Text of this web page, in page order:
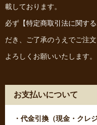
載しております。
必ず 【特定商取引法に関する
だき、ご了承のうえでご注文
よろしくお願いいたします。
お支払いについて
・代金引換（現金・クレ